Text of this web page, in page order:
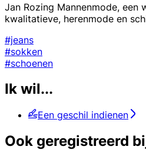
Jan Rozing Mannenmode, een
kwalitatieve, herenmode en
#jeans
#sokken
#schoenen
Ik wil...
Een geschil indienen
Ook geregistreerd